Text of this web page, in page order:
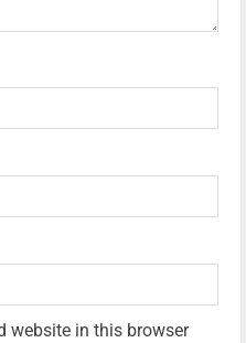
website in this browser